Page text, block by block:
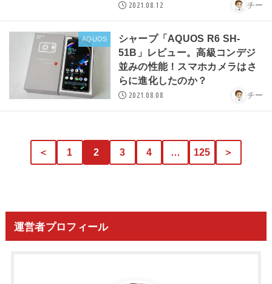
2021.08.12 チー
AQUOS
シャープ「AQUOS R6 SH-
51B」レビュー。高級コンデジ
並みの性能！スマホカメラはさ
らに進化したのか？
2021.08.08 チー
＜ 1 2 3 4 … 125 ＞
運営者プロフィール